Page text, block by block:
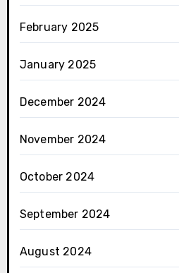
February 2025
January 2025
December 2024
November 2024
October 2024
September 2024
August 2024